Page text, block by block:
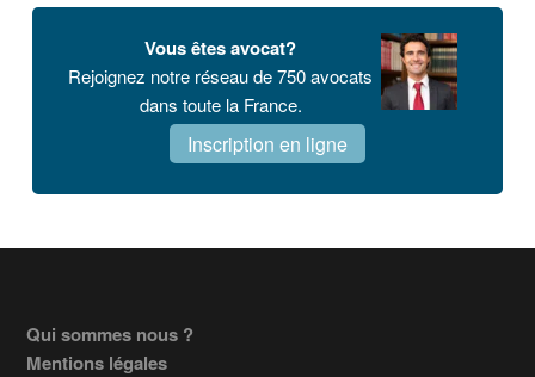
latérale
principale
Vous êtes avocat?
Rejoignez notre réseau de 750 avocats
dans toute la France.
Inscription en ligne
Footer
Qui sommes nous ?
Mentions légales